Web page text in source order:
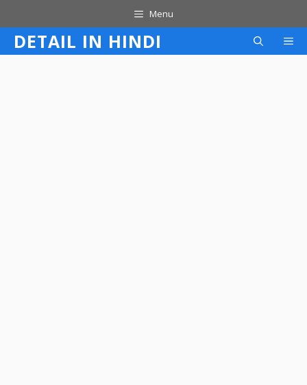
to
content
Menu
DETAIL IN HINDI